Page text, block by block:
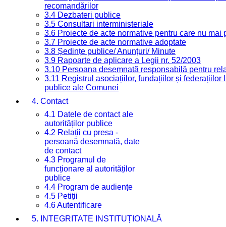
recomandărilor
3.4 Dezbateri publice
3.5 Consultari interministeriale
3.6 Proiecte de acte normative pentru care nu mai
3.7 Proiecte de acte normative adoptate
3.8 Ședințe publice/ Anunțuri/ Minute
3.9 Rapoarte de aplicare a Legii nr. 52/2003
3.10 Persoana desemnată responsabilă pentru
3.11 Registrul asociațiilor, fundațiilor și federațiilor
publice ale Comunei
4. Contact
4.1 Datele de contact ale
autorităților publice
4.2 Relații cu presa -
persoană desemnată, date
de contact
4.3 Programul de
funcționare al autorităților
publice
4.4 Program de audiențe
4.5 Petiții
4.6 Autentificare
5. INTEGRITATE INSTITUȚIONALĂ